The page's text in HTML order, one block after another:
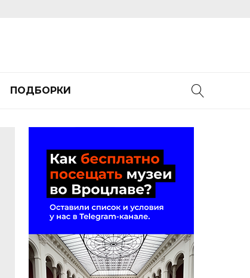
ПОДБОРКИ